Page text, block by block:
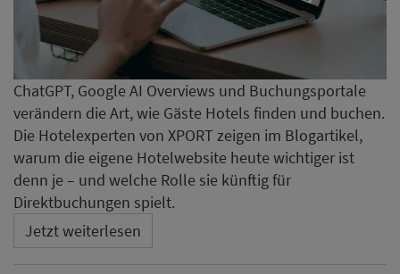
ChatGPT, Google AI Overviews und Buchungsportale
verändern die Art, wie Gäste Hotels finden und buchen.
Die Hotelexperten von XPORT zeigen im Blogartikel,
warum die eigene Hotelwebsite heute wichtiger ist
denn je – und welche Rolle sie künftig für
Direktbuchungen spielt.
Jetzt weiterlesen